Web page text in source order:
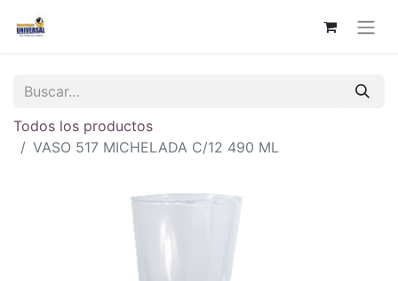
Todos los productos
VASO 517 MICHELADA C/12 490 ML